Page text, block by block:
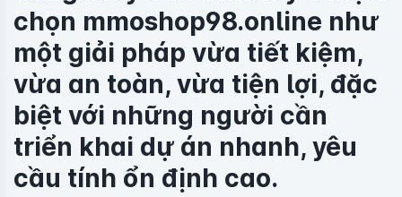
chọn mmoshop98.online như
một giải pháp vừa tiết kiệm,
vừa an toàn, vừa tiện lợi, đặc
biệt với những người cần
triển khai dự án nhanh, yêu
cầu tính ổn định cao.